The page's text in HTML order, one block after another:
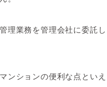
理業務を管理会社に委託し
ンションの便利な点といえ